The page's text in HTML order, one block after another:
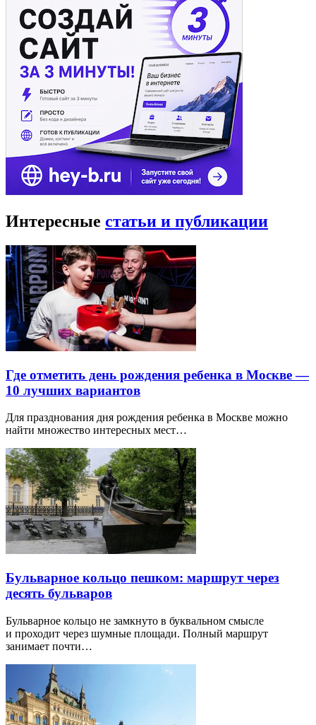
Интересные статьи и публикации
Где отметить день рождения ребенка в Москве —
10 лучших вариантов
Для празднования дня рождения ребенка в Москве можно
найти множество интересных мест…
Бульварное кольцо пешком: маршрут через
десять бульваров
Бульварное кольцо не замкнуто в буквальном смысле
и проходит через шумные площади. Полный маршрут
занимает почти…